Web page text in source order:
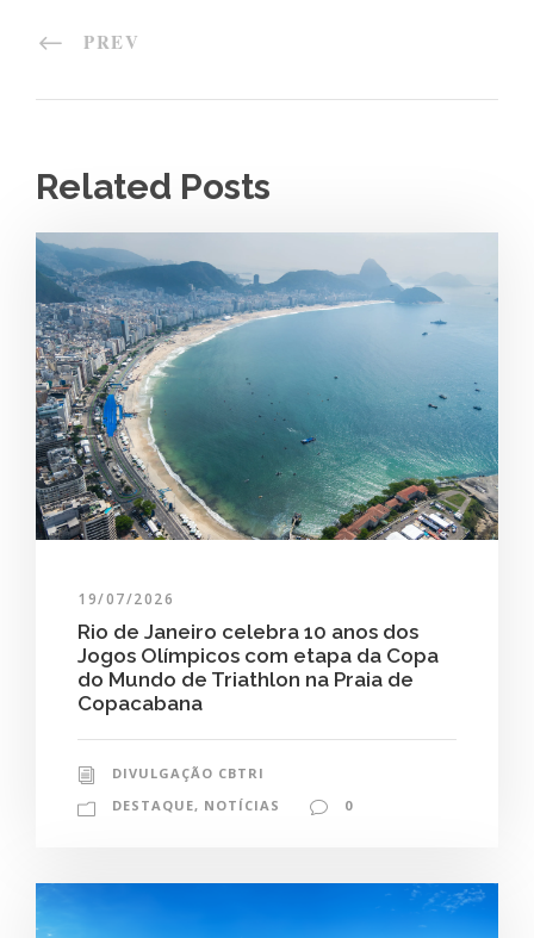
PREV
Related Posts
19/07/2026
Rio de Janeiro celebra 10 anos dos
Jogos Olímpicos com etapa da Copa
do Mundo de Triathlon na Praia de
Copacabana
DIVULGAÇÃO CBTRI
DESTAQUE, NOTÍCIAS 0